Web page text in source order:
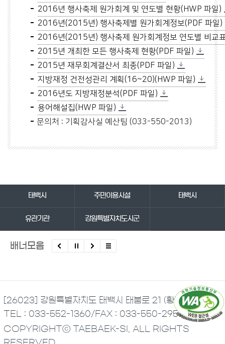
2016년 행사축제 원가회계 및 연도별 현황(HWP 파일)
2016년(2015년) 행사축제별 원가회계정보(PDF 파일)
2016년(2015년) 행사축제 원가회계정보 연도별 비교
2015년 개최한 모든 행사축제 현황(PDF 파일)
2015년 재무회계결산서 최종(PDF 파일)
지방재정 건전성관리 계획(16~20)(HWP 파일)
2016년도 지방재정분석(PDF 파일)
용어해설집(HWP 파일)
문의처 : 기획감사실 예산팀 (033-550-2013)
태백시 주민이용시설 태백시
유관기관 강원특별자치도시군
배너모음
[26023] 강원특별자치도 태백시 태붐로 21 (황지동)
TEL : 033-552-1360/FAX : 033-550-2951
COPYRIGHTⓒ TAEBAEK-SI. ALL RIGHTS
RESERVED.